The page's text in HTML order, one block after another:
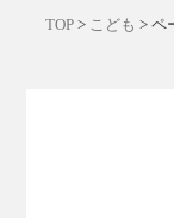
TOP > こども >ペ